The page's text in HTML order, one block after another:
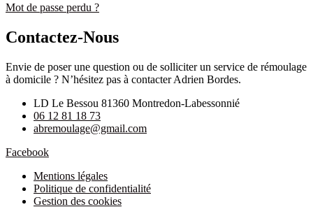
Mot de passe perdu ?
Contactez-Nous
Envie de poser une question ou de solliciter un service de rémoulage
à domicile ? N’hésitez pas à contacter Adrien Bordes.
LD Le Bessou 81360 Montredon-Labessonnié
06 12 81 18 73
abremoulage@gmail.com
Facebook
Mentions légales
Politique de confidentialité
Gestion des cookies